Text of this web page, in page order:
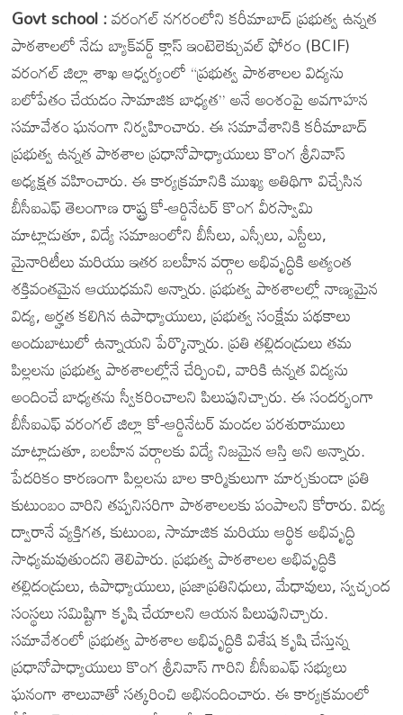
Govt school :వరంగల్ నగరంలోని కరీమాబాద్ ప్రభుత్వ ఉన్నత
పాఠశాలలో నేడు బ్యాక్‌వర్డ్ క్లాస్ ఇంటెలెక్చువల్ ఫోరం (BCIF)
వరంగల్ జిల్లా శాఖ ఆధ్వర్యంలో “ప్రభుత్వ పాఠశాలల విద్యను
బలోపేతం చేయడం సామాజిక బాధ్యత” అనే అంశంపై అవగాహన
సమావేశం ఘనంగా నిర్వహించారు. ఈ సమావేశానికి కరీమాబాద్
ప్రభుత్వ ఉన్నత పాఠశాల ప్రధానోపాధ్యాయులు కొంగ శ్రీనివాస్
అధ్యక్షత వహించారు. ఈ కార్యక్రమానికి ముఖ్య అతిథిగా విచ్చేసిన
బీసీఐఎఫ్ తెలంగాణ రాష్ట్ర కో-ఆర్డినేటర్ కొంగ వీరస్వామి
మాట్లాడుతూ, విద్యే సమాజంలోని బీసీలు, ఎస్సీలు, ఎస్టీలు,
మైనారిటీలు మరియు ఇతర బలహీన వర్గాల అభివృద్ధికి అత్యంత
శక్తివంతమైన ఆయుధమని అన్నారు. ప్రభుత్వ పాఠశాలల్లో నాణ్యమైన
విద్య, అర్హత కలిగిన ఉపాధ్యాయులు, ప్రభుత్వ సంక్షేమ పథకాలు
అందుబాటులో ఉన్నాయని పేర్కొన్నారు. ప్రతి తల్లిదండ్రులు తమ
పిల్లలను ప్రభుత్వ పాఠశాలల్లోనే చేర్పించి, వారికి ఉన్నత విద్యను
అందించే బాధ్యతను స్వీకరించాలని పిలుపునిచ్చారు. ఈ సందర్భంగా
బీసీఐఎఫ్ వరంగల్ జిల్లా కో-ఆర్డినేటర్ మండల పరశురాములు
మాట్లాడుతూ, బలహీన వర్గాలకు విద్యే నిజమైన ఆస్తి అని అన్నారు.
పేదరికం కారణంగా పిల్లలను బాల కార్మికులుగా మార్చకుండా ప్రతి
కుటుంబం వారిని తప్పనిసరిగా పాఠశాలలకు పంపాలని కోరారు. విద్య
ద్వారానే వ్యక్తిగత, కుటుంబ, సామాజిక మరియు ఆర్థిక అభివృద్ధి
సాధ్యమవుతుందని తెలిపారు. ప్రభుత్వ పాఠశాలల అభివృద్ధికి
తల్లిదండ్రులు, ఉపాధ్యాయులు, ప్రజాప్రతినిధులు, మేధావులు, స్వచ్ఛంద
సంస్థలు సమిష్టిగా కృషి చేయాలని ఆయన పిలుపునిచ్చారు.
సమావేశంలో ప్రభుత్వ పాఠశాల అభివృద్ధికి విశేష కృషి చేస్తున్న
ప్రధానోపాధ్యాయులు కొంగ శ్రీనివాస్ గారిని బీసీఐఎఫ్ సభ్యులు
ఘనంగా శాలువాతో సత్కరించి అభినందించారు. ఈ కార్యక్రమంలో